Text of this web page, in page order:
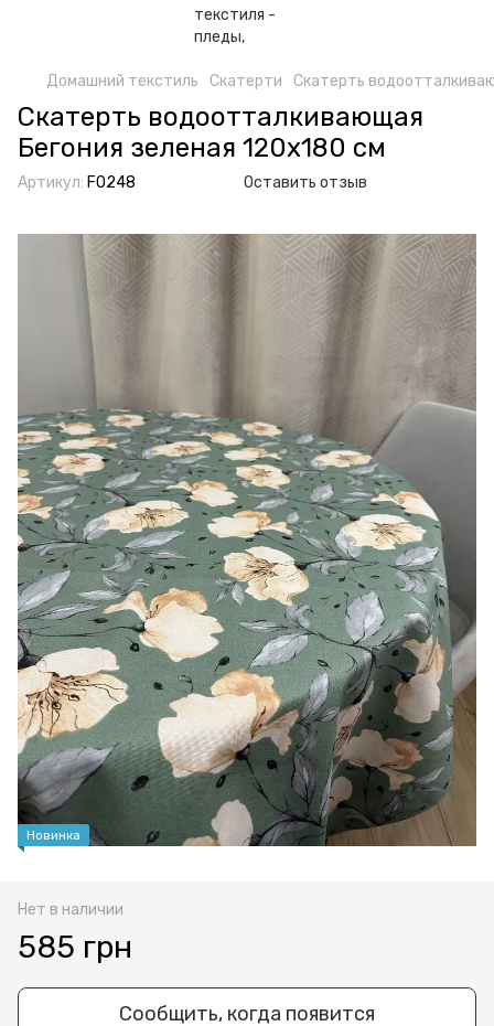
Домашний текстиль Скатерти Скатерть
Скатерть водоотталкивающая
Бегония зеленая 120x180 см
Артикул: F0248 Оставить отзыв
Новинка
Нет в наличии
585 грн
Сообщить, когда появится